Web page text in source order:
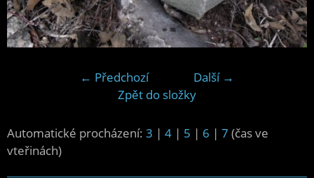
← Předchozí
Další →
Zpět do složky
Automatické procházení: 3 | 4 | 5 | 6 | 7 (čas ve
vteřinách)